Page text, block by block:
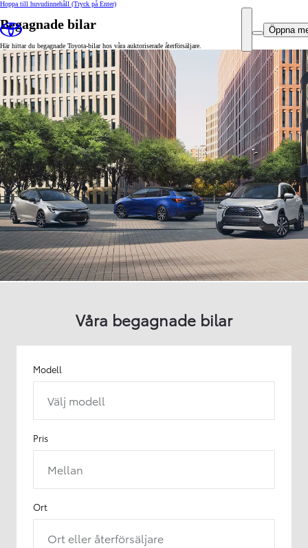
Hoppa till huvudinnehåll (Tryck på Enter)
Öppna
Begagnade bilar
Här hittar du begagnade Toyota-bilar hos våra auktoriserade återförsäljare.
Våra begagnade bilar
Modell
Välj modell
Pris
Mellan
Ort
Ort eller återförsäljare